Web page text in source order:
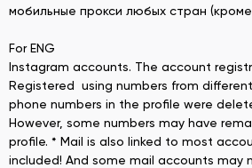
мобильные прокси любых стран
For ENG
Instagram accounts. The account
Registered using numbers from
phone numbers in the profile were
However, some numbers may have
profile. * Mail is also linked to most
included! And some mail accounts may